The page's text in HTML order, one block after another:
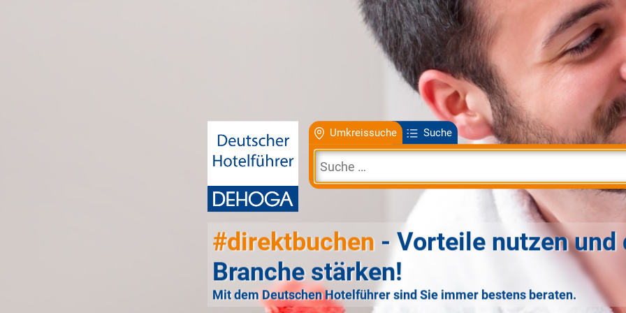
Umkreissuche Suche
#direktbuchen - Vorteile nutzen und
Branche stärken!
Mit dem Deutschen Hotelführer sind Sie immer bestens beraten.